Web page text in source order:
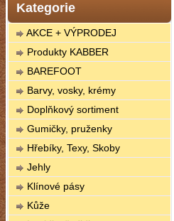
Kategorie
AKCE + VÝPRODEJ
Produkty KABBER
BAREFOOT
Barvy, vosky, krémy
Doplňkový sortiment
Gumičky, pruženky
Hřebíky, Texy, Skoby
Jehly
Klínové pásy
Kůže